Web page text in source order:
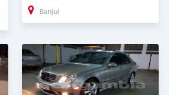
Banjul